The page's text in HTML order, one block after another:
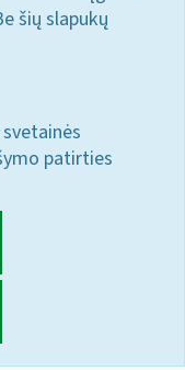
šių slapukų
patirties